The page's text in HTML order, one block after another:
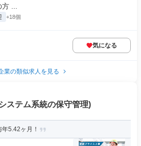
...
+18個
気になる
業の類似求人を見る
ステム系統の保守管理)
5.42ヶ月！